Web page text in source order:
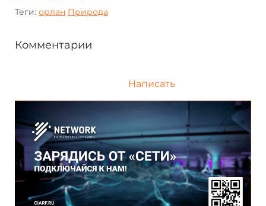
Теги: орлан Природа
Комментарии
Написать